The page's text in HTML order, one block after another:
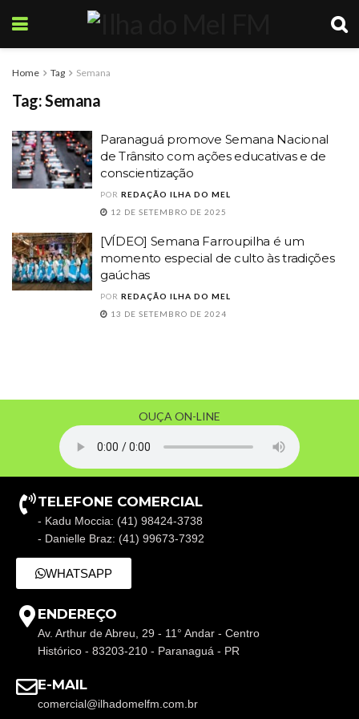
Home Tag Semana
Tag:Semana
Paranaguá promove Semana Nacional
de Trânsito com ações educativas e de
conscientização
POR REDAÇÃO ILHA DO MEL
12 DE SETEMBRO DE 2025
[VÍDEO] Semana Farroupilha é um
momento especial de culto às tradições
gaúchas
POR REDAÇÃO ILHA DO MEL
13 DE SETEMBRO DE 2024
OUÇA ON-LINE
TELEFONE COMERCIAL
- Kadu Moccia: (41) 98424-3738
- Danielle Braz: (41) 99673-7392
WHATSAPP
ENDEREÇO
Av. Arthur de Abreu, 29 - 11° Andar - Centro
Histórico - 83203-210 - Paranaguá - PR
E-MAIL
comercial@ilhadomelfm.com.br